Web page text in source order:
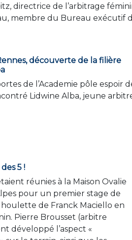
directrice de l’arbitrage
membre du Bureau exécutif
découverte de la filière
de l’Academie pôle espoir
Lidwine Alba, jeune
5 !
réunies à la Maison Ovalie
pour un premier stage de
de Franck Maciello en
Pierre Brousset (arbitre
développé l’aspect «